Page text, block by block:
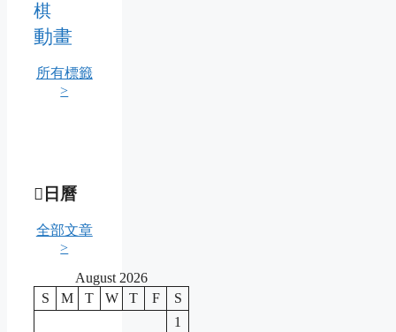
棋
動畫
所有標籤
>
日曆
全部文章
>
August 2026
S
M T W T F
S
1